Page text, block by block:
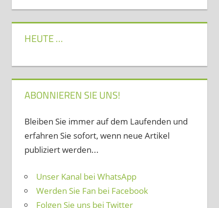
HEUTE …
ABONNIEREN SIE UNS!
Bleiben Sie immer auf dem Laufenden und
erfahren Sie sofort, wenn neue Artikel
publiziert werden...
Unser Kanal bei WhatsApp
Werden Sie Fan bei Facebook
Folgen Sie uns bei Twitter